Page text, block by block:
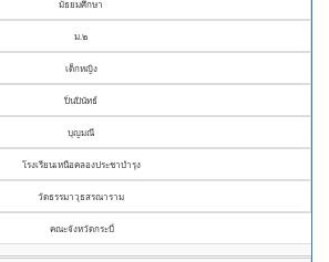
มัธยมศึกษา
ม.๒
เด็กหญิง
ปิ่นปินัทธ์
บุญมณี
โรงเรียนเหนือคลองประชาบำรุง
วัดธรรมาวุธสรณาราม
คณะจังหวัดกระบี่